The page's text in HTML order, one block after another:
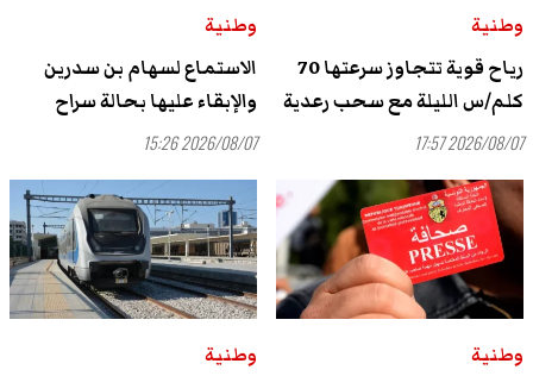
وطنية
رياح قوية تتجاوز سرعتها 70
كلم/س الليلة مع سحب رعدية
2026/08/07 17:57
وطنية
الاستماع لسهام بن سدرين
والإبقاء عليها بحالة سراح
2026/08/07 15:26
وطنية
وطنية